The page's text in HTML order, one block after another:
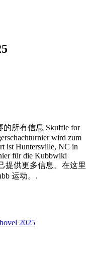
所有信息 Skuffle for
wird zum
ist Huntersville, NC in
für die Kubbwiki
提供更多信息。在这里
运动。.
2025